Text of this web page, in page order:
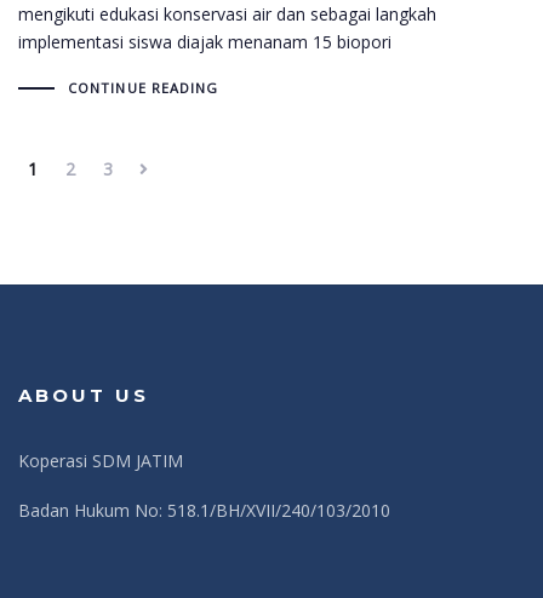
mengikuti edukasi konservasi air dan sebagai langkah
implementasi siswa diajak menanam 15 biopori
CONTINUE READING
1 2 3
ABOUT US
Koperasi SDM JATIM
Badan Hukum No: 518.1/BH/XVII/240/103/2010